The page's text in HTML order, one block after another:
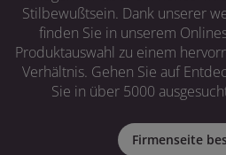
Stilbewußtsein. Dank unserer
finden Sie in unserem
Produktauswahl zu einem
Verhältnis. Gehen Sie auf
Sie in über 5000
Firmenseite